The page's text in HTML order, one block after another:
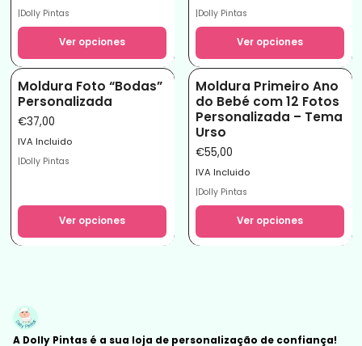
|Dolly Pintas
Ver opciones
|Dolly Pintas
Ver opciones
Moldura Foto “Bodas”
Personalizada
€37,00
IVA Incluido
|Dolly Pintas
Ver opciones
Moldura Primeiro Ano
do Bebé com 12 Fotos
Personalizada – Tema
Urso
€55,00
IVA Incluido
|Dolly Pintas
Ver opciones
A Dolly Pintas é a sua loja de personalização de confiança!